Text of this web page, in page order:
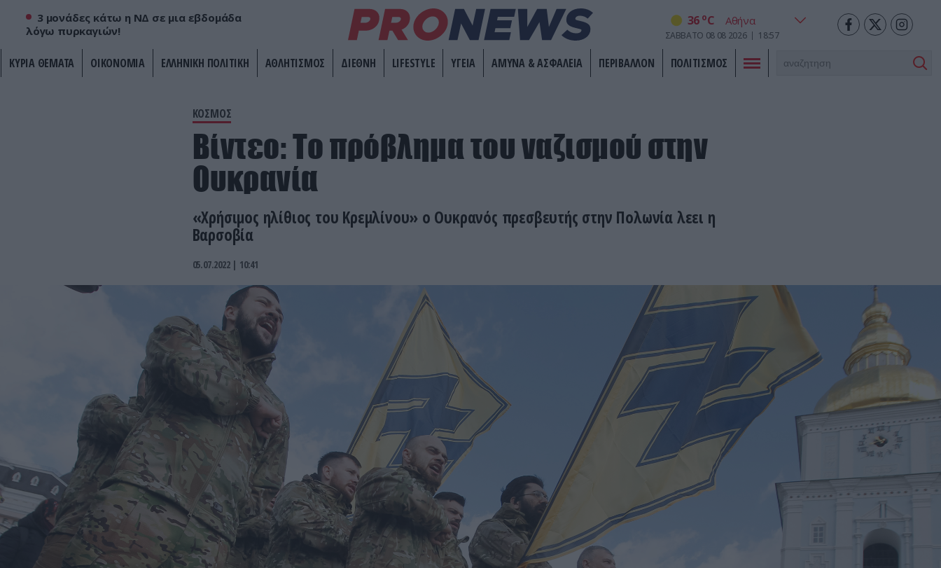
3 μονάδες κάτω η ΝΔ σε μια εβδομάδα
λόγω πυρκαγιών!
36 oC
ΣΑΒΒΑΤΟ 08 08 2026 18:57
ΚΥΡΙΑ ΘΕΜΑΤΑ ΟΙΚΟΝΟΜΙΑ ΕΛΛΗΝΙΚΗ ΠΟΛΙΤΙΚΗ ΑΘΛΗΤΙΣΜΟΣ ΔΙΕΘΝΗ LIFESTYLE ΥΓΕΙΑ ΑΜΥΝΑ & ΑΣΦΑΛΕΙΑ ΠΕΡΙΒΑΛΛΟΝ ΠΟΛΙΤΙΣΜΟΣ
ΚΟΣΜΟΣ
Bίντεο: Το πρόβλημα του ναζισμού στην
Ουκρανία
«Χρήσιμος ηλίθιος του Κρεμλίνου» ο Ουκρανός πρεσβευτής στην Πολωνία λεει η
Βαρσοβία
05.07.2022 | 10:41